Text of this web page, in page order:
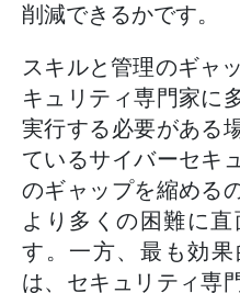
削減できるかです。
スキルと管理のギャ
キュリティ専門家に
実行する必要がある
ているサイバーセキ
のギャップを縮める
より多くの困難に
す。一方、最も効
は、セキュリティ専